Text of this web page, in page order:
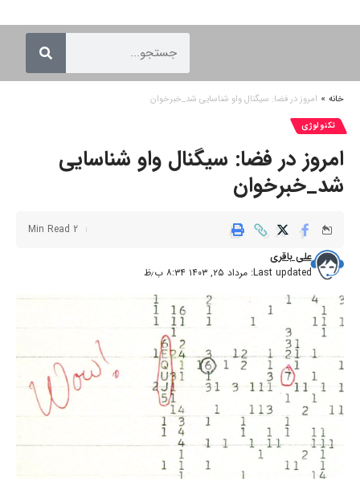
خانه » امروز در فضا: سیگنال واو شناسایی شد_خبرخوان
تکنولوژی
امروز در فضا: سیگنال واو شناسایی
شد_خبرخوان
Last updated: مرداد ۲۵, ۱۴۰۳ ۸:۳۴ ب٫ظ
علی باقری
2 Min Read